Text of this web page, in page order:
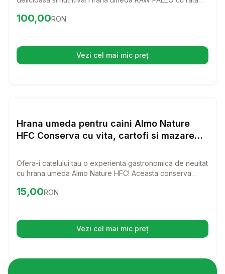
in proteine de calitate superioara si fara cereale.
Preț: 100.00 RON
100,00RON
Vezi cel mai mic preț(se deschide într-o filă nouă)
Hrana Umeda Caini
Hrana umeda pentru caini Almo Nature
HFC Conserva cu vita, cartofi si mazare
Ofera-i catelului tau o experienta gastronomica de neuitat
cu hrana umeda Almo Nature HFC! Aceasta conserva
de cea mai buna calitate, astfel incat patrupedul tau sa se
Preț:15.00
15,00RON
Vezi cel mai mic preț(se deschide într-o filă nouă)